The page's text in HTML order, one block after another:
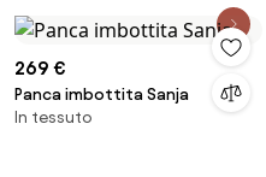
269 €
Panca imbottita Sanja
In tessuto